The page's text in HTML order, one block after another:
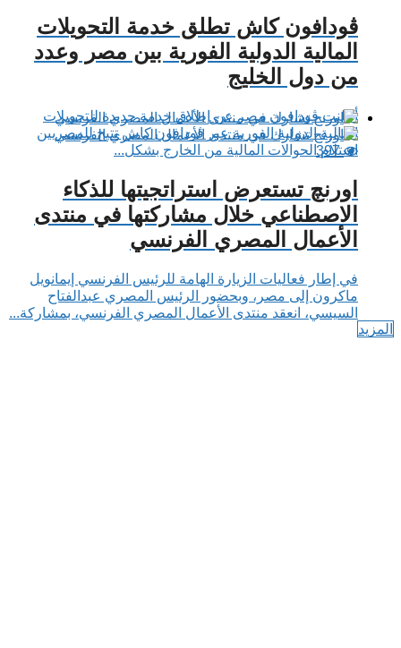
ڤودافون كاش تطلق خدمة التحويلات
المالية الدولية الفورية بين مصر وعدد
من دول الخليج
أعلنت ڤودافون مصر عن إطلاق خدمة جديدة للتحويلات
المالية الدولية الفورية عبر ڤودافون كاش تتيح للمصريين
استلام الحوالات المالية من الخارج بشكل...
397
اورنچ تستعرض استراتجيتها للذكاء
الاصطناعي خلال مشاركتها في منتدى
الأعمال المصري الفرنسي
في إطار فعاليات الزيارة الهامة للرئيس الفرنسي إيمانويل
ماكرون إلى مصر، وبحضور الرئيس المصري عبدالفتاح
السيسي، انعقد منتدى الأعمال المصري الفرنسي، بمشاركة...
المزيد